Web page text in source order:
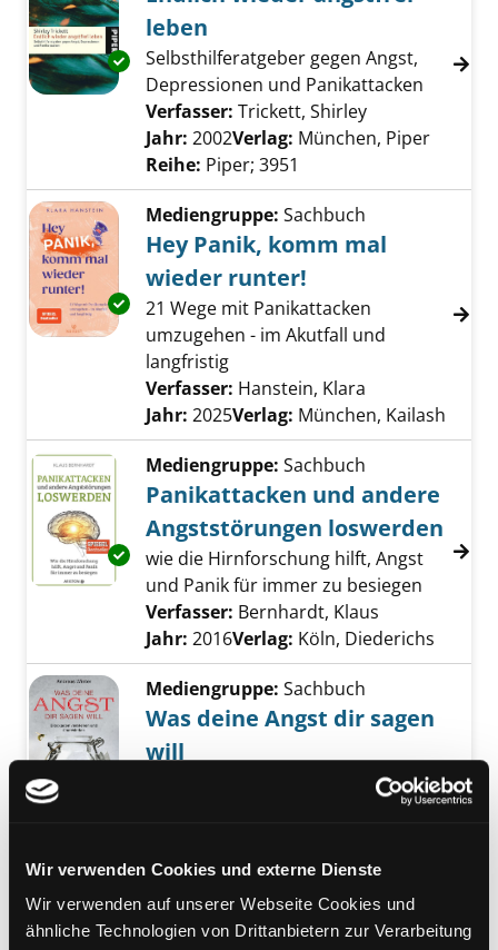
Wir verwenden Cookies und externe Dienste
Wir verwenden auf unserer Webseite Cookies und
ähnliche Technologien von Drittanbietern zur Verarbeitung
Exemplar-Details von Endlich wieder
leben
Selbsthilferatgeber gegen Angst,
Depressionen und Panikattacken
Verfasser: Trickett, Shirley
Jahr: 2002Verlag: München, Piper
Reihe: Piper; 3951
Exemplar-Details von Hey Panik, komm mal
Mediengruppe: Sachbuch
Hey Panik, komm mal
wieder runter!
21 Wege mit Panikattacken
umzugehen - im Akutfall und
langfristig
Verfasser: Hanstein, Klara
Jahr: 2025Verlag: München, Kailash
Exemplar-Details von Panikattacken und
Mediengruppe: Sachbuch
Panikattacken und andere
Angststörungen loswerden
wie die Hirnforschung hilft, Angst
und Panik für immer zu besiegen
Verfasser: Bernhardt, Klaus
Jahr: 2016Verlag: Köln, Diederichs
Exemplar-Details von Was deine Angst dir
Mediengruppe: Sachbuch
Was deine Angst dir sagen
will
überwinden ; mit Extra-Tipps gegen
Verfasser:Winter, AndreasSuche nach
Verlag:Murnau, Mankau Verl.